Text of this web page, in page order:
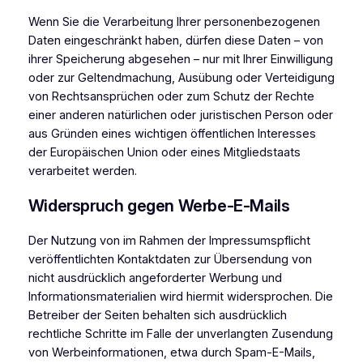
Wenn Sie die Verarbeitung Ihrer personenbezogenen
Daten eingeschränkt haben, dürfen diese Daten – von
ihrer Speicherung abgesehen – nur mit Ihrer Einwilligung
oder zur Geltendmachung, Ausübung oder Verteidigung
von Rechtsansprüchen oder zum Schutz der Rechte
einer anderen natürlichen oder juristischen Person oder
aus Gründen eines wichtigen öffentlichen Interesses
der Europäischen Union oder eines Mitgliedstaats
verarbeitet werden.
Widerspruch gegen Werbe-E-Mails
Der Nutzung von im Rahmen der Impressumspflicht
veröffentlichten Kontaktdaten zur Übersendung von
nicht ausdrücklich angeforderter Werbung und
Informationsmaterialien wird hiermit widersprochen. Die
Betreiber der Seiten behalten sich ausdrücklich
rechtliche Schritte im Falle der unverlangten Zusendung
von Werbeinformationen, etwa durch Spam-E-Mails,